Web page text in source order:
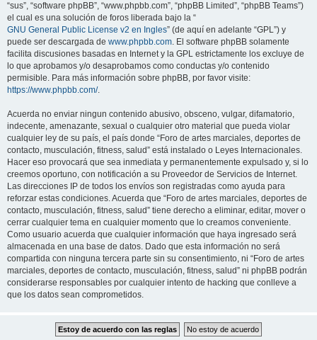
“sus”, “software phpBB”, “www.phpbb.com”, “phpBB Limited”, “phpBB Teams”)
el cual es una solución de foros liberada bajo la “
GNU General Public License v2 en Ingles” (de aquí en adelante “GPL”) y
puede ser descargada de www.phpbb.com. El software phpBB solamente
facilita discusiones basadas en Internet y la GPL estrictamente los excluye de
lo que aprobamos y/o desaprobamos como conductas y/o contenido
permisible. Para más información sobre phpBB, por favor visite:
https://www.phpbb.com/.
Acuerda no enviar ningun contenido abusivo, obsceno, vulgar, difamatorio,
indecente, amenazante, sexual o cualquier otro material que pueda violar
cualquier ley de su país, el país donde “Foro de artes marciales, deportes de
contacto, musculación, fitness, salud” está instalado o Leyes Internacionales.
Hacer eso provocará que sea inmediata y permanentemente expulsado y, si lo
creemos oportuno, con notificación a su Proveedor de Servicios de Internet.
Las direcciones IP de todos los envíos son registradas como ayuda para
reforzar estas condiciones. Acuerda que “Foro de artes marciales, deportes de
contacto, musculación, fitness, salud” tiene derecho a eliminar, editar, mover o
cerrar cualquier tema en cualquier momento que lo creamos conveniente.
Como usuario acuerda que cualquier información que haya ingresado será
almacenada en una base de datos. Dado que esta información no será
compartida con ninguna tercera parte sin su consentimiento, ni “Foro de artes
marciales, deportes de contacto, musculación, fitness, salud” ni phpBB podrán
considerarse responsables por cualquier intento de hacking que conlleve a
que los datos sean comprometidos.